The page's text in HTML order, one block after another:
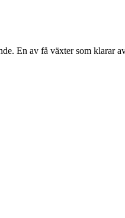
En av få växter som klarar